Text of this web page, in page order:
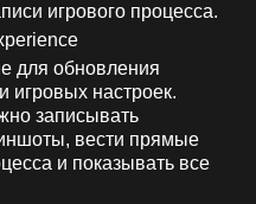
игрового процесса.
для обновления
игровых настроек.
записывать
вести прямые
и показывать все